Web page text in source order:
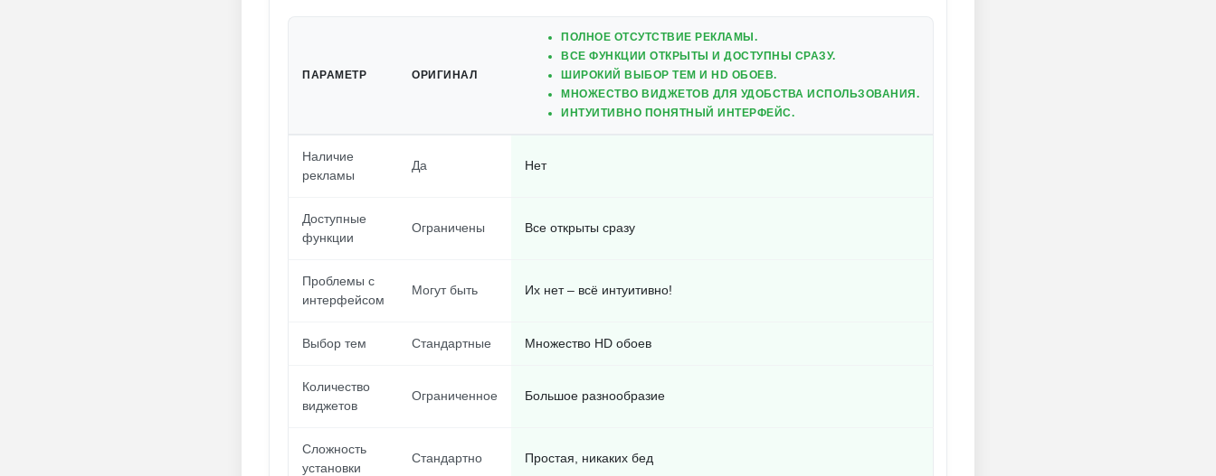
ПАРАМЕТР ОРИГИНАЛ
ПОЛНОЕ ОТСУТСТВИЕ РЕКЛАМЫ.
ВСЕ ФУНКЦИИ ОТКРЫТЫ И ДОСТУПНЫ СРАЗУ.
ШИРОКИЙ ВЫБОР ТЕМ И HD ОБОЕВ.
МНОЖЕСТВО ВИДЖЕТОВ ДЛЯ УДОБСТВА ИСПОЛЬЗОВАНИЯ.
ИНТУИТИВНО ПОНЯТНЫЙ ИНТЕРФЕЙС.
Наличие
рекламы
Да Нет
Доступные
функции
Ограничены Все открыты сразу
Проблемы с
интерфейсом
Могут быть Их нет – всё интуитивно!
Выбор тем Стандартные Множество HD обоев
Количество
виджетов
Ограниченное Большое разнообразие
Сложность
установки
Стандартно Простая, никаких бед